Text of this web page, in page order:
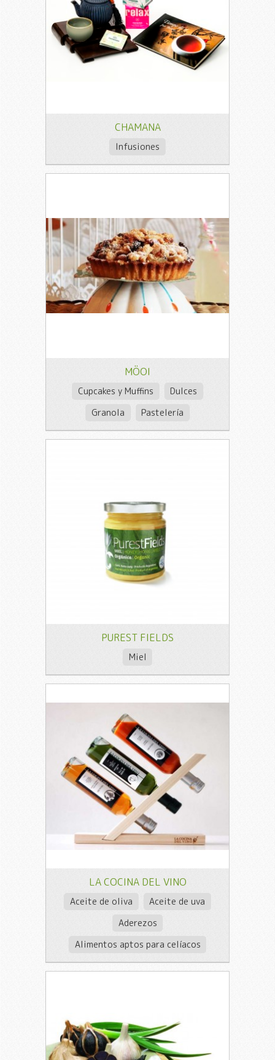
CHAMANA
Infusiones
MÖOI
Cupcakes y Muffins
Dulces
Granola
Pastelería
PUREST FIELDS
Miel
LA COCINA DEL VINO
Aceite de oliva
Aceite de uva
Aderezos
Alimentos aptos para celíacos